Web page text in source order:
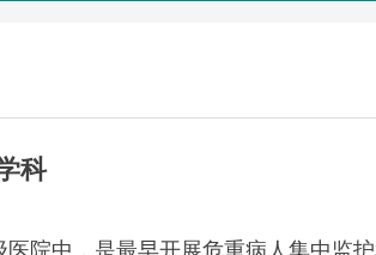
科
医院中，是最早开展危重病人集中监